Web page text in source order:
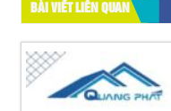
BÀI VIẾT LIÊN QUAN